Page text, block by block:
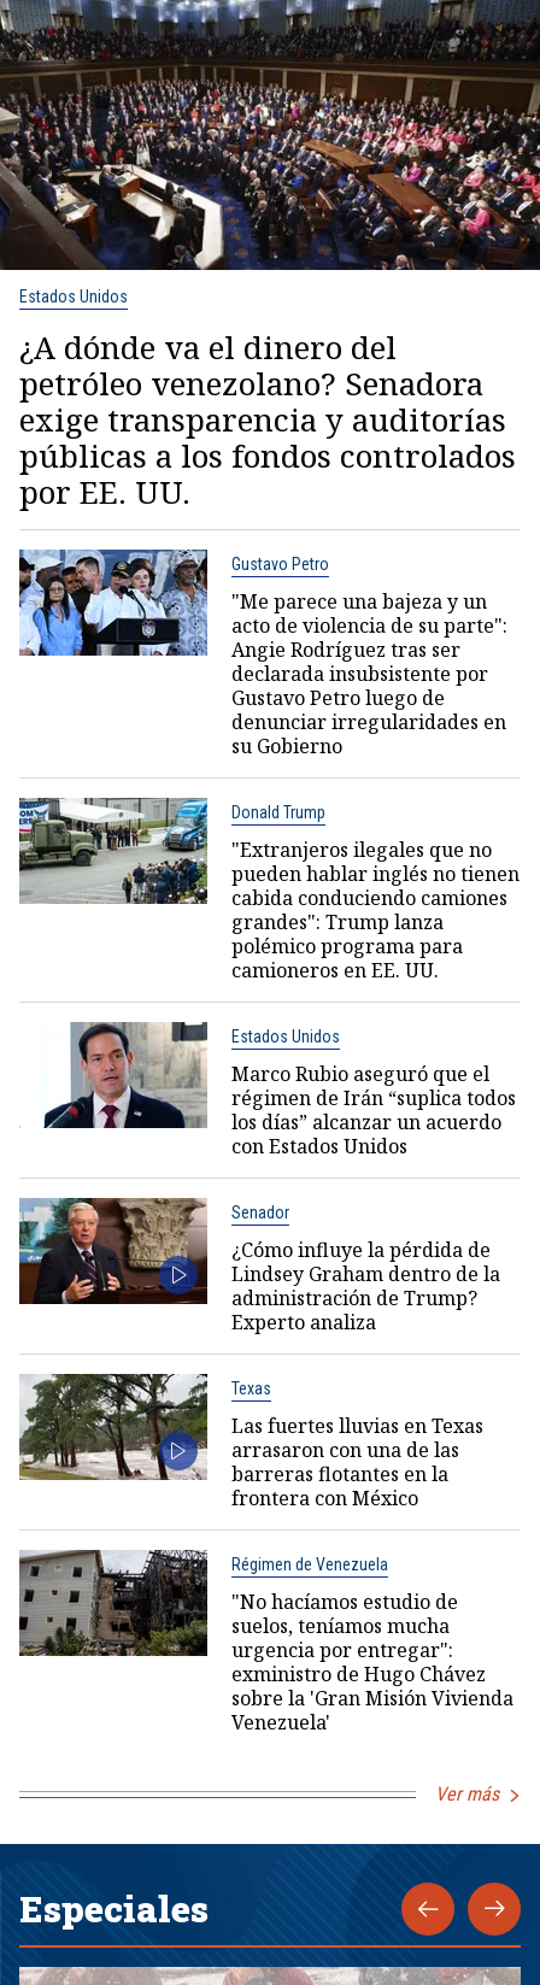
Estados Unidos
¿A dónde va el dinero del
petróleo venezolano? Senadora
exige transparencia y auditorías
públicas a los fondos controlados
por EE. UU.
Gustavo Petro
"Me parece una bajeza y un
acto de violencia de su parte":
Angie Rodríguez tras ser
declarada insubsistente por
Gustavo Petro luego de
denunciar irregularidades en
su Gobierno
Donald Trump
"Extranjeros ilegales que no
pueden hablar inglés no tienen
cabida conduciendo camiones
grandes": Trump lanza
polémico programa para
camioneros en EE. UU.
Estados Unidos
Marco Rubio aseguró que el
régimen de Irán “suplica todos
los días” alcanzar un acuerdo
con Estados Unidos
Senador
¿Cómo influye la pérdida de
Lindsey Graham dentro de la
administración de Trump?
Experto analiza
Texas
Las fuertes lluvias en Texas
arrasaron con una de las
barreras flotantes en la
frontera con México
Régimen de Venezuela
"No hacíamos estudio de
suelos, teníamos mucha
urgencia por entregar":
exministro de Hugo Chávez
sobre la 'Gran Misión Vivienda
Venezuela'
Ver más
Especiales